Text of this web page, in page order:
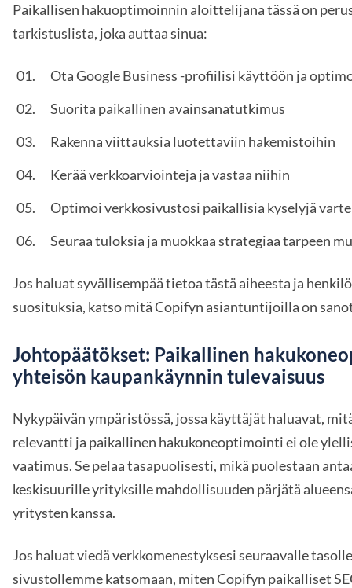
Paikallisen hakuoptimoinnin aloittelijana tässä on
tarkistuslista, joka auttaa sinua:
Ota Google Business -profiilisi käyttöön ja
Suorita paikallinen avainsanatutkimus
Rakenna viittauksia luotettaviin hakemistoihin
Kerää verkkoarviointeja ja vastaa niihin
Optimoi verkkosivustosi paikallisia kyselyjä
Seuraa tuloksia ja muokkaa strategiaa tarpeen
Jos haluat syvällisempää tietoa tästä aiheesta ja
suosituksia, katso mitä Copifyn asiantuntijoilla on
Johtopäätökset: Paikallinen
yhteisön kaupankäynnin tulevaisuus
Nykypäivän ympäristössä, jossa käyttäjät haluavat,
relevantti ja paikallinen hakukoneoptimointi ei ole
vaatimus. Se pelaa tasapuolisesti, mikä puolestaan
keskisuurille yrityksille mahdollisuuden pärjätä
yritysten kanssa.
Jos haluat viedä verkkomenestyksesi seuraavalle
sivustollemme katsomaan, miten Copifyn paikalliset